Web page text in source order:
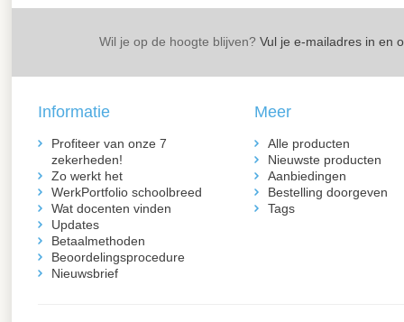
Wil je op de hoogte blijven? Vul je e-mailadres in en
Informatie
Profiteer van onze 7
zekerheden!
Zo werkt het
WerkPortfolio schoolbreed
Wat docenten vinden
Updates
Betaalmethoden
Beoordelingsprocedure
Nieuwsbrief
Meer
Alle producten
Nieuwste producten
Aanbiedingen
Bestelling doorgeven
Tags